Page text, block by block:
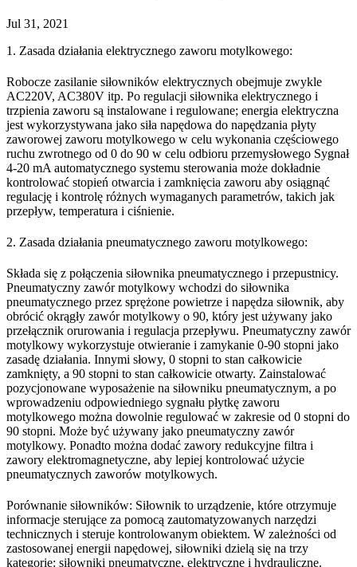
Jul 31, 2021
1. Zasada działania elektrycznego zaworu motylkowego:
Robocze zasilanie siłowników elektrycznych obejmuje zwykle
AC220V, AC380V itp. Po regulacji siłownika elektrycznego i
trzpienia zaworu są instalowane i regulowane; energia elektryczna
jest wykorzystywana jako siła napędowa do napędzania płyty
zaworowej zaworu motylkowego w celu wykonania częściowego
ruchu zwrotnego od 0 do 90 w celu odbioru przemysłowego Sygnał
4-20 mA automatycznego systemu sterowania może dokładnie
kontrolować stopień otwarcia i zamknięcia zaworu aby osiągnąć
regulację i kontrolę różnych wymaganych parametrów, takich jak
przepływ, temperatura i ciśnienie.
2. Zasada działania pneumatycznego zaworu motylkowego:
Składa się z połączenia siłownika pneumatycznego i przepustnicy.
Pneumatyczny zawór motylkowy wchodzi do siłownika
pneumatycznego przez sprężone powietrze i napędza siłownik, aby
obrócić okrągły zawór motylkowy o 90, który jest używany jako
przełącznik orurowania i regulacja przepływu. Pneumatyczny zawór
motylkowy wykorzystuje otwieranie i zamykanie 0-90 stopni jako
zasadę działania. Innymi słowy, 0 stopni to stan całkowicie
zamknięty, a 90 stopni to stan całkowicie otwarty. Zainstalować
pozycjonowane wyposażenie na siłowniku pneumatycznym, a po
wprowadzeniu odpowiedniego sygnału płytkę zaworu
motylkowego można dowolnie regulować w zakresie od 0 stopni do
90 stopni. Może być używany jako pneumatyczny zawór
motylkowy. Ponadto można dodać zawory redukcyjne filtra i
zawory elektromagnetyczne, aby lepiej kontrolować użycie
pneumatycznych zaworów motylkowych.
Porównanie siłowników: Siłownik to urządzenie, które otrzymuje
informacje sterujące za pomocą zautomatyzowanych narzędzi
technicznych i steruje kontrolowanym obiektem. W zależności od
zastosowanej energii napędowej, siłowniki dzielą się na trzy
kategorie: siłowniki pneumatyczne, elektryczne i hydrauliczne.